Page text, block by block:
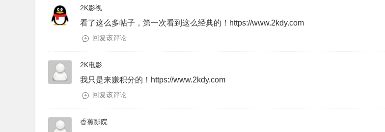
2K影视
看了这么多帖子，第一次看到这么经典的！https://www.2kdy.com
回复该评论
2K电影
我只是来赚积分的！https://www.2kdy.com
回复该评论
香蕉影院